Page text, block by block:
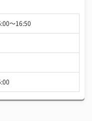
〜16:50